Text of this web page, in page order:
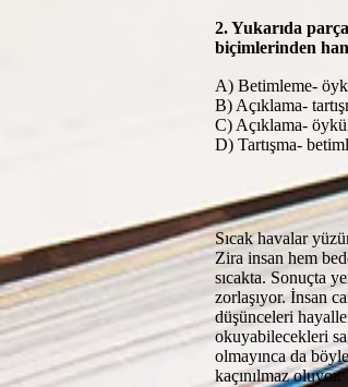
2. Yukarıda
biçimlerinden
A) Betimleme-
B) Açıklama-
C) Açıklama-
D) Tartışma-
Sıcak havalar
Zira insan hem
sıcakta. Sonuçta
zorlaşıyor. İnsan
düşünceleri
okuyabilecekleri
olmayınca da
kaçınılmaz oluyor.